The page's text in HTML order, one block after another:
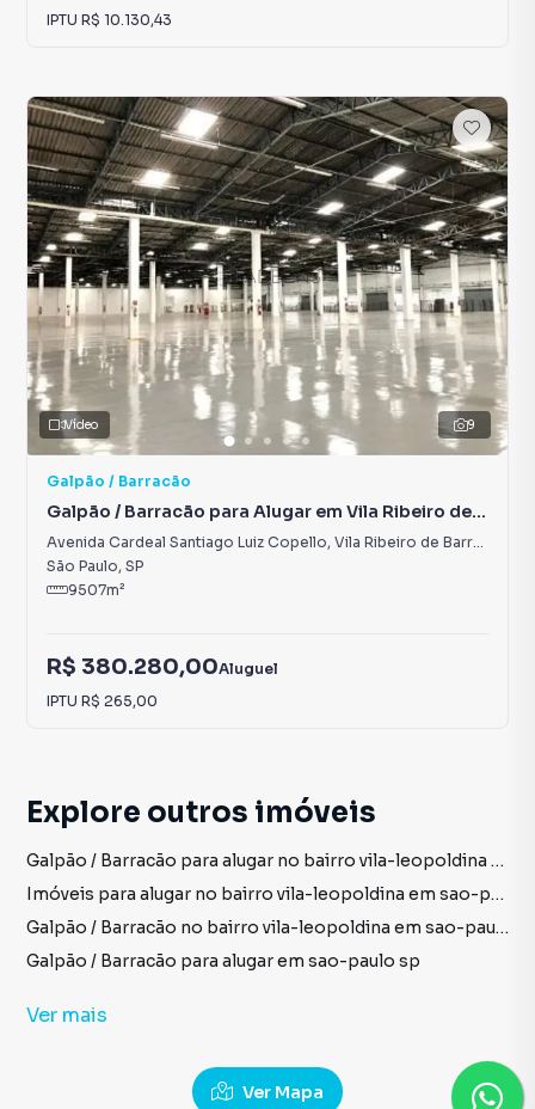
IPTU R$ 10.130,43
9
Vídeo
Galpão / Barracão
Galpão / Barracão para Alugar em Vila Ribeiro de
Barros
Avenida Cardeal Santiago Luiz Copello, Vila Ribeiro de Barros
São Paulo, SP
9507m²
R$ 380.280,00Aluguel
IPTU R$ 265,00
Explore outros imóveis
Galpão / Barracão para alugar no bairro vila-leopoldina em sao-paulo sp com 15 vagas
Imóveis para alugar no bairro vila-leopoldina em sao-paulo sp
Galpão / Barracão no bairro vila-leopoldina em sao-paulo sp
Galpão / Barracão para alugar em sao-paulo sp
Galpão / Barracão em sao-paulo sp
Imóveis para alugar no bairro vila-ribeiro-de-barros em sao-paulo sp
Galpão / Barracão no bairro vila-ribeiro-de-barros em sao-paulo sp
Ver mais
Ver Mapa